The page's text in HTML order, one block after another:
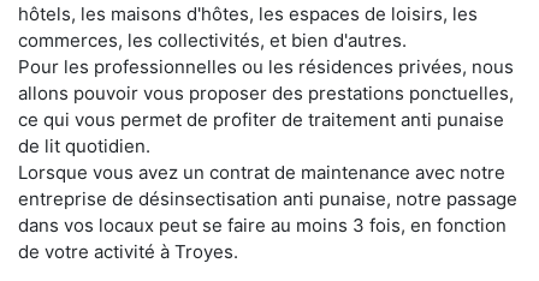
hôtels, les maisons d'hôtes, les espaces de loisirs, les
commerces, les collectivités, et bien d'autres.
Pour les professionnelles ou les résidences privées, nous
allons pouvoir vous proposer des prestations ponctuelles,
ce qui vous permet de profiter de traitement anti punaise
de lit quotidien.
Lorsque vous avez un contrat de maintenance avec notre
entreprise de désinsectisation anti punaise, notre passage
dans vos locaux peut se faire au moins 3 fois, en fonction
de votre activité à Troyes.